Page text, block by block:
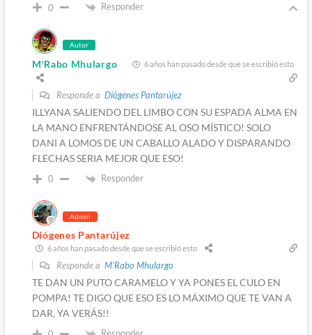
0 Responder
Autor
M'Rabo Mhulargo 6 años han pasado desde que se escribió esto
Responde a Diógenes Pantarújez
ILLYANA SALIENDO DEL LIMBO CON SU ESPADA ALMA EN
LA MANO ENFRENTÁNDOSE AL OSO MÍSTICO! SOLO
DANI A LOMOS DE UN CABALLO ALADO Y DISPARANDO
FLECHAS SERIA MEJOR QUE ESO!
0 Responder
Admin
Diógenes Pantarújez
6 años han pasado desde que se escribió esto
Responde a M'Rabo Mhulargo
TE DAN UN PUTO CARAMELO Y YA PONES EL CULO EN
POMPA! TE DIGO QUE ESO ES LO MÁXIMO QUE TE VAN A
DAR, YA VERÁS!!